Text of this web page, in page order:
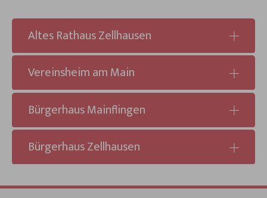
Altes Rathaus Zellhausen
Vereinsheim am Main
Bürgerhaus Mainflingen
Bürgerhaus Zellhausen